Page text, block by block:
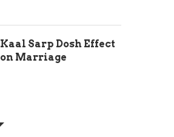
Kaal Sarp Dosh Effect
on Marriage